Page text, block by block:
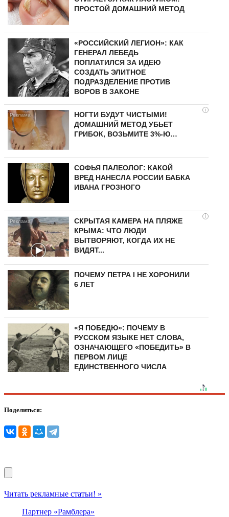
ПРОСТОЙ ДОМАШНИЙ МЕТОД
«РОССИЙСКИЙ ЛЕГИОН»: КАК
ГЕНЕРАЛ ЛЕБЕДЬ
ПОПЛАТИЛСЯ ЗА ИДЕЮ
СОЗДАТЬ ЭЛИТНОЕ
ПОДРАЗДЕЛЕНИЕ ПРОТИВ
ВОРОВ В ЗАКОНЕ
i
НОГТИ БУДУТ ЧИСТЫМИ!
ДОМАШНИЙ МЕТОД УБЬЕТ
ГРИБОК, ВОЗЬМИТЕ 3%-Ю…
СОФЬЯ ПАЛЕОЛОГ: КАКОЙ
ВРЕД НАНЕСЛА РОССИИ БАБКА
ИВАНА ГРОЗНОГО
i
СКРЫТАЯ КАМЕРА НА ПЛЯЖЕ
КРЫМА: ЧТО ЛЮДИ
ВЫТВОРЯЮТ, КОГДА ИХ НЕ
ВИДЯТ...
ПОЧЕМУ ПЕТРА I НЕ ХОРОНИЛИ
6 ЛЕТ
«Я ПОБЕДЮ»: ПОЧЕМУ В
РУССКОМ ЯЗЫКЕ НЕТ СЛОВА,
ОЗНАЧАЮЩЕГО «ПОБЕДИТЬ» В
ПЕРВОМ ЛИЦЕ
ЕДИНСТВЕННОГО ЧИСЛА
Поделиться:
Читать рекламные статьи! »
Партнер «Рамблера»